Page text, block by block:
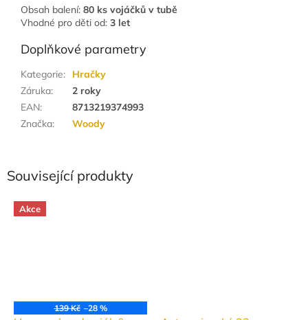
Související produkty
Akce
139 Kč –28 %
Obsah balení: 80 ks vojáčků v tubě
Vhodné pro děti od: 3 let
Doplňkové parametry
Kategorie:
Hračky
Záruka:
2 roky
EAN:
8713219374993
Značka: Woody